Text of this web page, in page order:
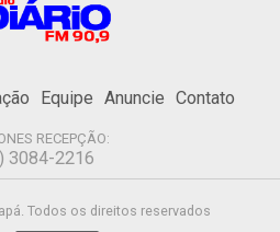
Equipe Anuncie Contato
RECEPÇÃO:
3084-2216
Todos os direitos reservados